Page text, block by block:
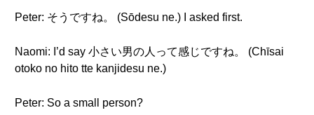
Peter: そうですね。 (Sōdesu ne.) I asked first.
Naomi: I’d say 小さい男の人って感じですね。 (Chīsai
otoko no hito tte kanjidesu ne.)
Peter: So a small person?